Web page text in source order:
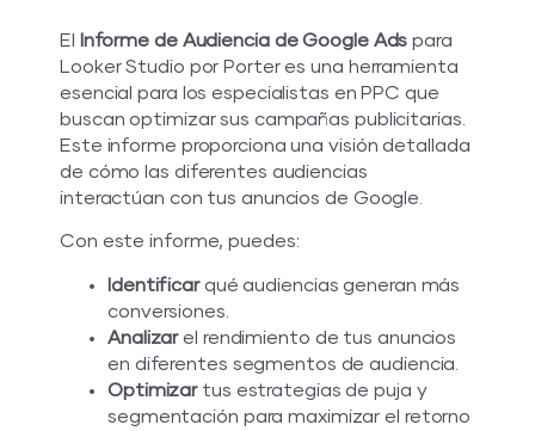
El Informe de Audiencia de Google Ads para
Looker Studio por Porter es una herramienta
esencial para los especialistas en PPC que
buscan optimizar sus campañas publicitarias.
Este informe proporciona una visión detallada
de cómo las diferentes audiencias
interactúan con tus anuncios de Google.
Con este informe, puedes:
Identificarqué audiencias generan más
conversiones.
Analizarel rendimiento de tus anuncios
en diferentes segmentos de audiencia.
Optimizartus estrategias de puja y
segmentación para maximizar el retorno